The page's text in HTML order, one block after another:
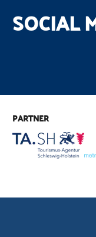
SOCIAL
PARTNER